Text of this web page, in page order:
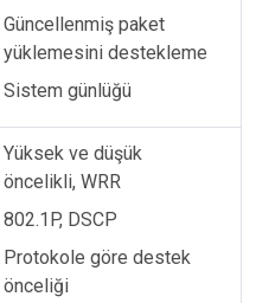
Güncellenmiş paket
yüklemesini destekleme
Sistem günlüğü
Yüksek ve düşük
öncelikli, WRR
802.1P, DSCP
Protokole göre destek
önceliği